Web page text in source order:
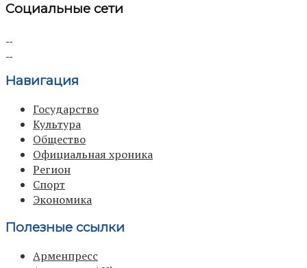
Социальные сети
Навигация
Государство
Культура
Общество
Официальная хроника
Регион
Спорт
Экономика
Полезные ссылки
Арменпресс